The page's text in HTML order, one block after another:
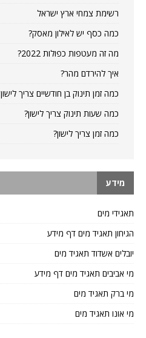
רשימת צמחי ארץ ישראל
כמה כסף יש לאילון מאסק?
מה זה מעטפות כפולות 2022?
איך להירדם מהר?
כמה זמן תינוק בן חודשיים צריך לישון
כמה שעות תינוק צריך לישון?
כמה זמן צריך לישון?
מידע
תאגידי מים
הגיחון תאגיד מים דף מידע
יובלים אשדוד תאגיד מים
מי אביבים תאגיד מים דף מידע
מי ברק תאגיד מים
מי אונו תאגיד מים